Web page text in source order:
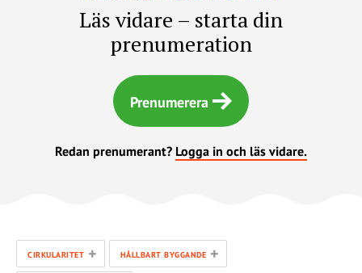
Läs vidare – starta din
prenumeration
Prenumerera
Redan prenumerant? Logga in och läs vidare.
CIRKULARITET + HÅLLBART BYGGANDE +